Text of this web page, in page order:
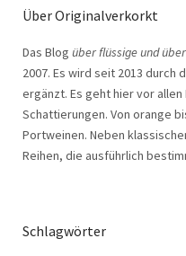
Über Originalverkorkt
Das Blog über flüssige und
2007. Es wird seit 2013 durch
ergänzt. Es geht hier vor allen
Schattierungen. Von orange
Portweinen. Neben
Reihen, die ausführlich
Schlagwörter